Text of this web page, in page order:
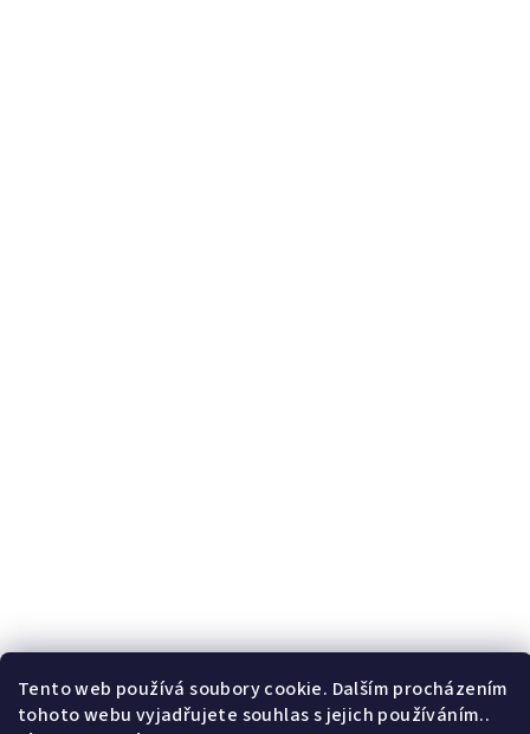
Tento web používá soubory cookie. Dalším procházením
tohoto webu vyjadřujete souhlas s jejich používáním..